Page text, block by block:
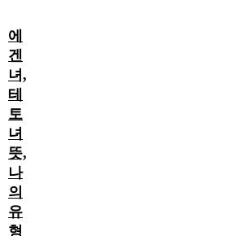
에
겐
녀,
테
토
녀
뜻,
나
의
유
형